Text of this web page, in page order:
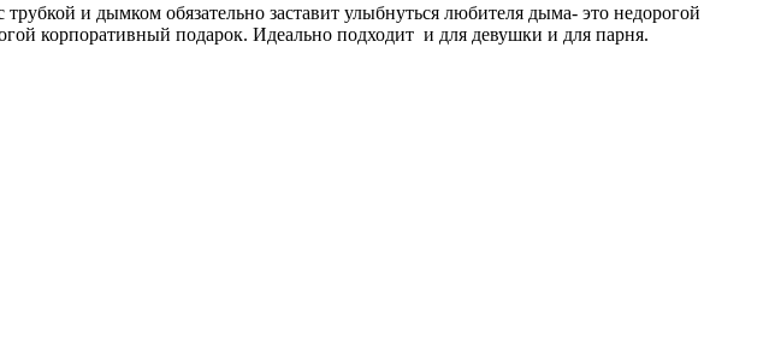
и дымком обязательно заставит улыбнуться любителя дыма- это недорогой
корпоративный подарок. Идеально подходит и для девушки и для парня.